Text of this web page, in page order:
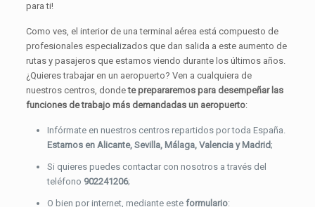
para ti!
Como ves, el interior de una terminal aérea está compuesto de
profesionales especializados que dan salida a este aumento de
rutas y pasajeros que estamos viendo durante los últimos años.
¿Quieres trabajar en un aeropuerto? Ven a cualquiera de
nuestros centros, dondete prepararemos para desempeñar las
funciones de trabajo más demandadas un aeropuerto:
Infórmate en nuestros centros repartidos por toda España.
Estamos en Alicante, Sevilla, Málaga, Valencia y Madrid;
Si quieres puedes contactar con nosotros a través del
teléfono 902241206;
O bien por internet, mediante este formulario: